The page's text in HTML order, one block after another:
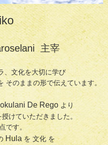
主宰
、文化を大切に学び
そのままの形で伝えています。
De Rego より
けていただきました。
です。
Hula を 文化 を